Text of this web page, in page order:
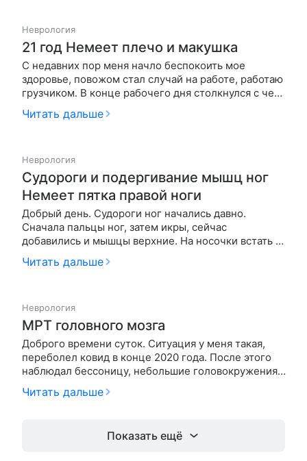
Неврология
21 год Немеет плечо и макушка
С недавних пор меня начло беспокоить мое
здоровье, повожом стал случай на работе, работаю
грузчиком. В конце рабочего дня столкнулся с чем
то вроде панической атакой, тахикардия, несение
конечностей и т.д. Сдал кровь и мочу, все в норме,
Читать дальше
Неврология
Судороги и подергивание мышц ног
Немеет пятка правой ноги
Добрый день. Судороги ног начались давно.
Сначала пальцы ног, затем икры, сейчас
добавились и мышцы верхние. На носочки встать не
могу, сводит. Последнее время стали подергиваться
мышцы. Как будто тикают и видно их движение.
Читать дальше
Неврология
МРТ головного мозга
Доброго времени суток. Ситуация у меня такая,
переболел ковид в конце 2020 года. После этого
наблюдал бессоницу, небольшие головокружения,
рассеяность, проблемы с памятью. Пошел на прием
в неврологу, сдал анализы, сделал узи сосудо шеи
Читать дальше
Показать ещё